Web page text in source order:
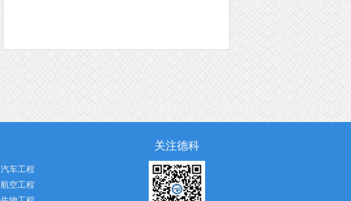
汽车工程
航空工程
关注德科